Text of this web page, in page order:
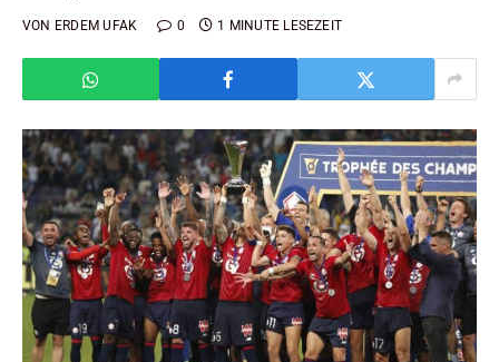
VON ERDEM UFAK 0 1 MINUTE LESEZEIT